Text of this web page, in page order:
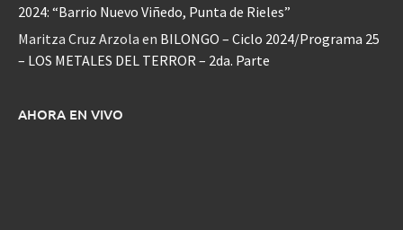
2024: “Barrio Nuevo Viñedo, Punta de Rieles”
Maritza Cruz Arzola en BILONGO – Ciclo 2024/Programa 25
– LOS METALES DEL TERROR – 2da. Parte
AHORA EN VIVO